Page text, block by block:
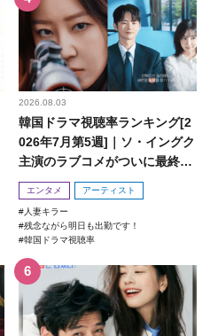
2026.08.03
韓国ドラマ視聴率ランキング[2
026年7月第5週]｜ソ・イングク
主演のラブコメがついに最終
回！
エンタメ アーティスト
人妻キラー
残念ながら明日も出勤です！
韓国ドラマ視聴率